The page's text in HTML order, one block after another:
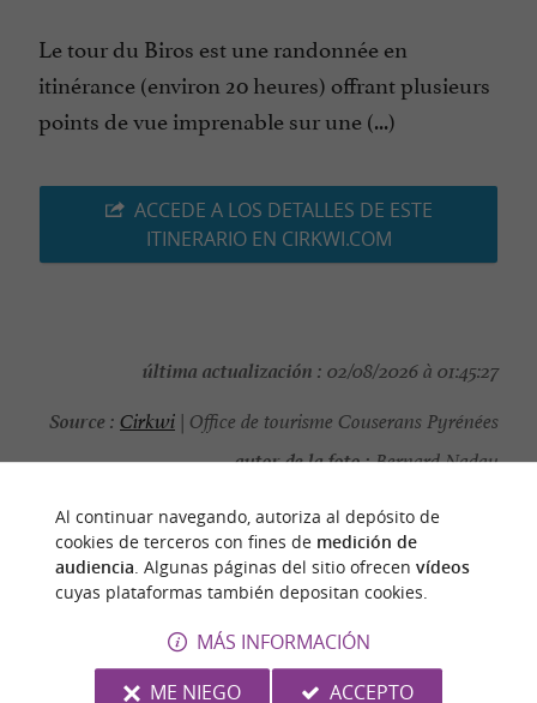
Le tour du Biros est une randonnée en
itinérance (environ 20 heures) offrant plusieurs
points de vue imprenable sur une (...)
ACCEDE A LOS DETALLES DE ESTE
ITINERARIO EN CIRKWI.COM
última actualización : 02/08/2026 à 01:45:27
Source : Cirkwi | Office de tourisme Couserans Pyrénées
autor de la foto :Bernard Nadau
PARA DESCUBRIRALREDEDOR
Descubrir Información Alojamiento
Al continuar navegando, autoriza al depósito de
cookies de terceros con fines de medición de
audiencia . Algunas páginas del sitio ofrecen vídeos
cuyas plataformas también depositan cookies.
MÁS INFORMACIÓN
ME NIEGO
ACCEPTO